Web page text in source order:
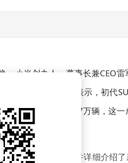
小米创办人、董事长兼CEO
为引人注目。雷军表示，初代
的交付量已接近37万辆，这
和定制服务中心，并详细介绍